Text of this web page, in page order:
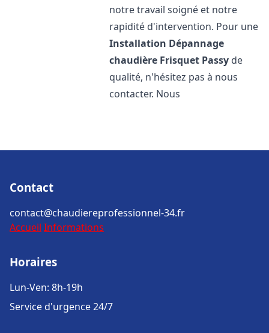
notre travail soigné et notre
rapidité d'intervention. Pour une
Installation Dépannage
chaudière Frisquet Passy de
qualité, n'hésitez pas à nous
contacter. Nous
Contact
contact@chaudiereprofessionnel-34.fr
Accueil Informations
Horaires
Lun-Ven: 8h-19h
Service d'urgence 24/7